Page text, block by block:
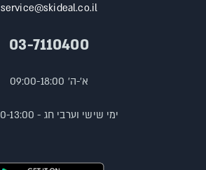
service@skideal.co.il
03-7110400
א'-ה' 09:00-18:00
ימי שישי וערבי חג - 09:00-13:00